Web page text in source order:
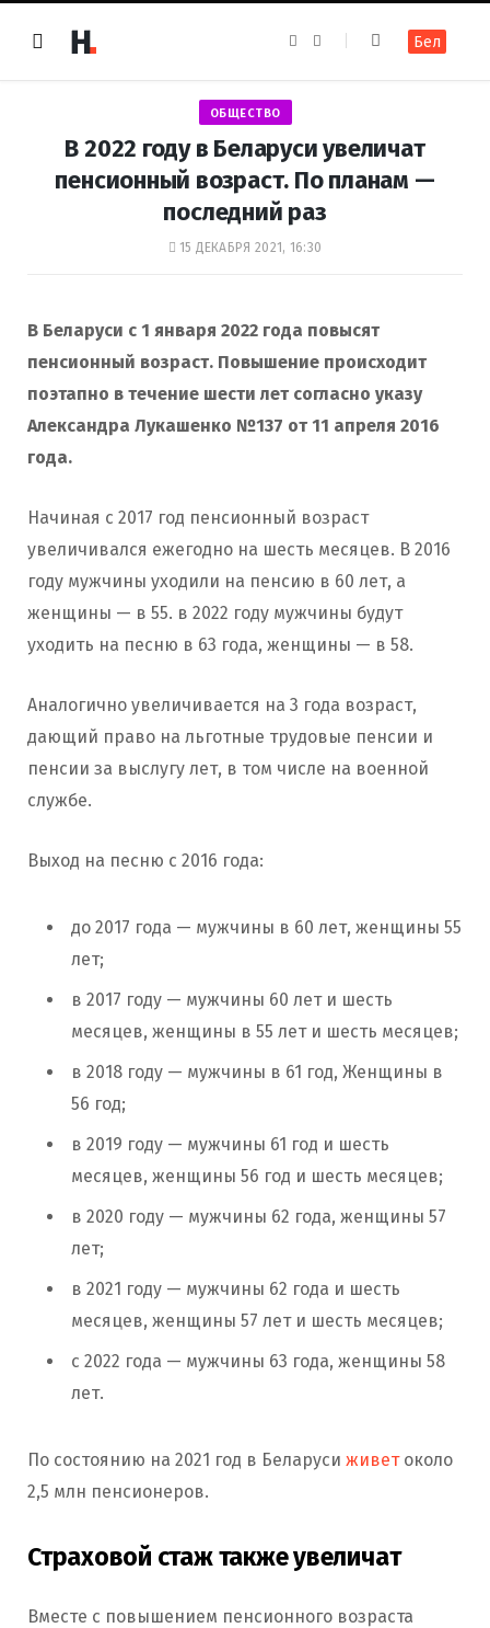
e
k
t
a
m
Бел
ОБЩЕСТВО
В 2022 году в Беларуси увеличат
пенсионный возраст. По планам —
последний раз
15 ДЕКАБРЯ 2021, 16:30
В Беларуси с 1 января 2022 года повысят
пенсионный возраст. Повышение происходит
поэтапно в течение шести лет согласно указу
Александра Лукашенко №137 от 11 апреля 2016
года.
Начиная с 2017 год пенсионный возраст
увеличивался ежегодно на шесть месяцев. В 2016
году мужчины уходили на пенсию в 60 лет, а
женщины — в 55. в 2022 году мужчины будут
уходить на песню в 63 года, женщины — в 58.
Аналогично увеличивается на 3 года возраст,
дающий право на льготные трудовые пенсии и
пенсии за выслугу лет, в том числе на военной
службе.
Выход на песню с 2016 года:
до 2017 года — мужчины в 60 лет, женщины 55
лет;
в 2017 году — мужчины 60 лет и шесть
месяцев, женщины в 55 лет и шесть месяцев;
в 2018 году — мужчины в 61 год, Женщины в
56 год;
в 2019 году — мужчины 61 год и шесть
месяцев, женщины 56 год и шесть месяцев;
в 2020 году — мужчины 62 года, женщины 57
лет;
в 2021 году — мужчины 62 года и шесть
месяцев, женщины 57 лет и шесть месяцев;
с 2022 года — мужчины 63 года, женщины 58
лет.
По состоянию на 2021 год в Беларуси живетоколо
2,5 млн пенсионеров.
Страховой стаж также увеличат
Вместе с повышением пенсионного возраста